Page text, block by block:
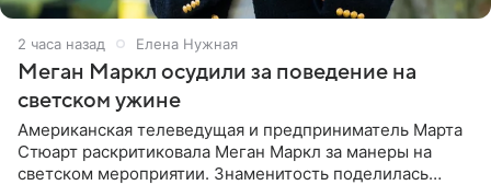
2 часа назад Елена Нужная
Меган Маркл осудили за поведение на
светском ужине
Американская телеведущая и предприниматель Марта
Стюарт раскритиковала Меган Маркл за манеры на
светском мероприятии. Знаменитость поделилась